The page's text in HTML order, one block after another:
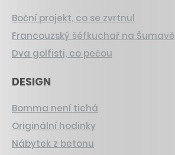
Boční projekt, co se zvrtnul
Francouzský šéfkuchař na Šumavě
Dva golfisti, co pečou
DESIGN
Bomma není tichá
Originální hodinky
Nábytek z betonu